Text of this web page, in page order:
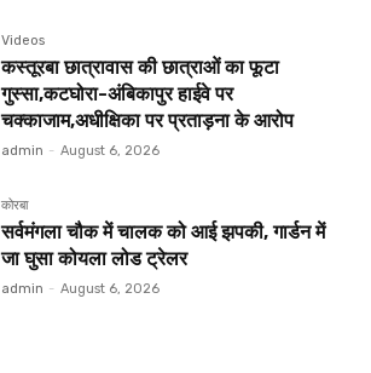
Videos
कस्तूरबा छात्रावास की छात्राओं का फूटा
गुस्सा,कटघोरा-अंबिकापुर हाईवे पर
चक्काजाम,अधीक्षिका पर प्रताड़ना के आरोप
admin - August 6, 2026
कोरबा
सर्वमंगला चौक में चालक को आई झपकी, गार्डन में
जा घुसा कोयला लोड ट्रेलर
admin - August 6, 2026